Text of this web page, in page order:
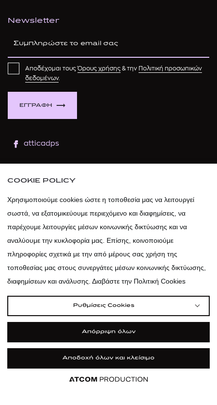
Newsletter
ΕΓΓΡΑΦΗ
Αποδέχομαι τουςΌρους χρήσης & την Πολιτική προσωπικών
δεδομένων.
atticadps
atticadps
| Πολιτική Cookies | Κώδικας Δεοντολογίας
Προστασία Προσωπικών Δεδομένων
COOKIE POLICY
Χρησιμοποιούμε cookies ώστε η τοποθεσία μας να λειτουργεί
σωστά, να εξατομικεύουμε περιεχόμενο και διαφημίσεις, να
παρέχουμε λειτουργίες μέσων κοινωνικής δικτύωσης και να
αναλύουμε την κυκλοφορία μας. Επίσης, κοινοποιούμε
πληροφορίες σχετικά με την από μέρους σας χρήση της
τοποθεσίας μας στους συνεργάτες μέσων κοινωνικής δικτύωσης,
διαφημίσεων και ανάλυσης. Διαβάστε την Πολιτική Cookies
Ρυθμίσεις Cookies
Απόρριψη όλων
Αποδοχή όλων και κλείσιμο